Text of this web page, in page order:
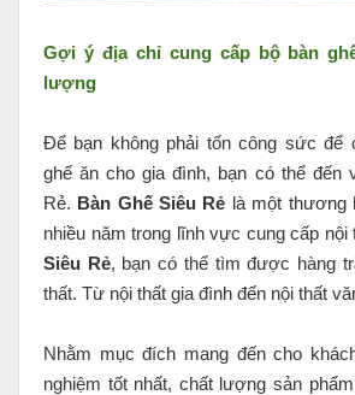
Gợi ý địa chỉ cung cấp bộ bàn
lượng
Để bạn không phải tốn công sức để
ghế ăn cho gia đình, bạn có thể đến
Rẻ. Bàn Ghế Siêu Rẻ là một thương
nhiều năm trong lĩnh vực cung cấp nội
Siêu Rẻ, bạn có thể tìm được hàng
thất. Từ nội thất gia đình đến nội thất
Nhằm mục đích mang đến cho
nghiệm tốt nhất, chất lượng sản